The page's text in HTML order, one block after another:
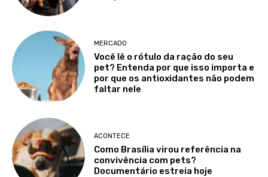
MERCADO
Você lê o rótulo da ração do seu
pet? Entenda por que isso importa e
por que os antioxidantes não podem
faltar nele
ACONTECE
Como Brasília virou referência na
convivência com pets?
Documentário estreia hoje